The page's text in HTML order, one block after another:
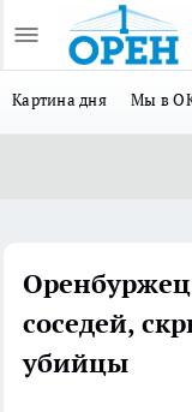
Картина дня Мы в
Оренбуржец
соседей,
убийцы